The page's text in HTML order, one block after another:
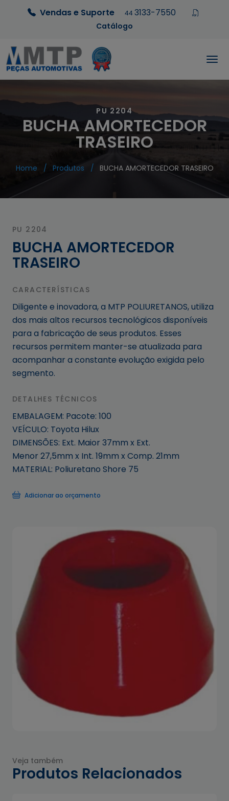
Vendas e Suporte 44 3133-7550
Catálogo
PU 2204
BUCHA AMORTECEDOR
TRASEIRO
Home Produtos BUCHA AMORTECEDOR TRASEIRO
PU 2204
BUCHA AMORTECEDOR
TRASEIRO
CARACTERÍSTICAS
Diligente e inovadora, a MTP POLIURETANOS, utiliza
dos mais altos recursos tecnológicos disponíveis
para a fabricação de seus produtos. Esses
recursos permitem manter-se atualizada para
acompanhar a constante evolução exigida pelo
segmento.
DETALHES TÉCNICOS
EMBALAGEM: Pacote: 100
VEÍCULO: Toyota Hilux
DIMENSÕES: Ext. Maior 37mm x Ext.
Menor 27,5mm x Int. 19mm x Comp. 21mm
MATERIAL: Poliuretano Shore 75
Adicionar ao orçamento
Veja também
Produtos Relacionados